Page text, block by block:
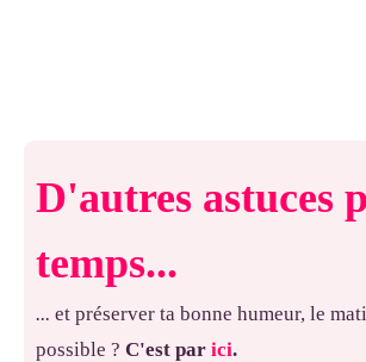
D'autres astuces
temps...
... et préserver ta bonne humeur, le
possible ? C'est par ici.